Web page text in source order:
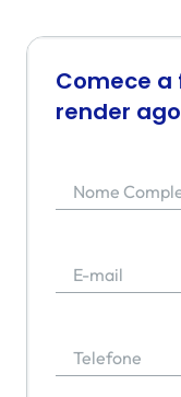
Comece a
render
Nome
E-mail
Telefone